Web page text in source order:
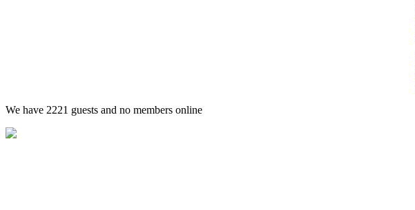
We have 2221 guests and no members online